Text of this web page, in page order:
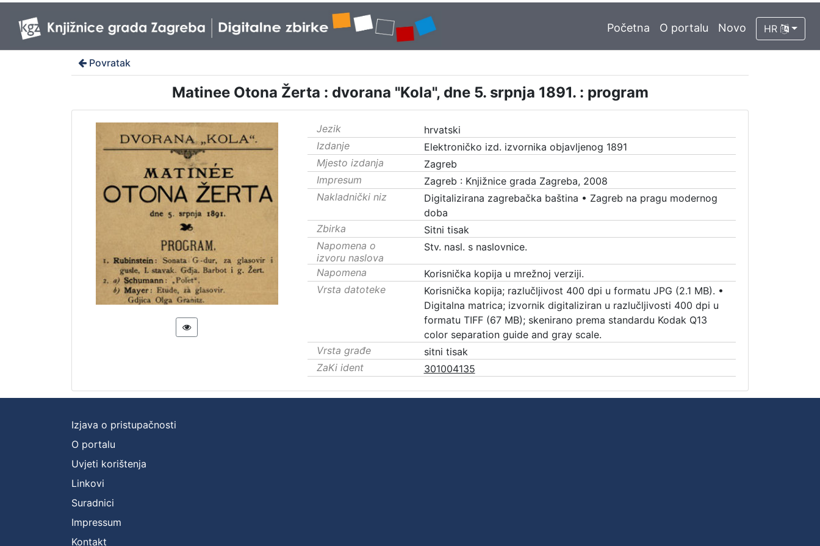
Početna O portalu Novo HR
Povratak
Matinee Otona Žerta : dvorana "Kola", dne 5. srpnja 1891. : program
Jezik
hrvatski
Izdanje
Elektroničko izd. izvornika objavljenog 1891
Mjesto izdanja
Zagreb
Impresum
Zagreb : Knjižnice grada Zagreba, 2008
Nakladnički niz
Digitalizirana zagrebačka baština • Zagreb na pragu modernog
doba
Zbirka
Sitni tisak
Napomena o
izvoru naslova
Stv. nasl. s naslovnice.
Napomena
Korisnička kopija u mrežnoj verziji.
Vrsta datoteke
Korisnička kopija; razlučljivost 400 dpi u formatu JPG (2.1 MB). •
Digitalna matrica; izvornik digitaliziran u razlučljivosti 400 dpi u
formatu TIFF (67 MB); skenirano prema standardu Kodak Q13
color separation guide and gray scale.
Vrsta građe
sitni tisak
ZaKi ident
301004135
Izjava o pristupačnosti
O portalu
Uvjeti korištenja
Linkovi
Suradnici
Impressum
Kontakt